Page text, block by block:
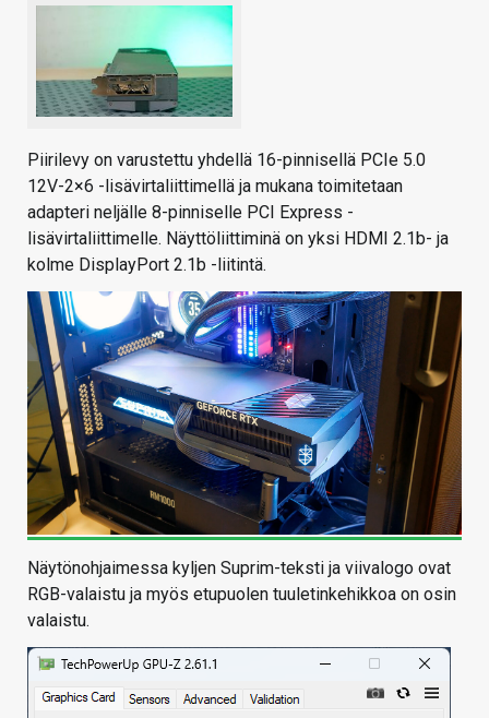
Piirilevy on varustettu yhdellä 16-pinnisellä PCIe 5.0
12V-2×6 -lisävirtaliittimellä ja mukana toimitetaan
adapteri neljälle 8-pinniselle PCI Express -
lisävirtaliittimelle. Näyttöliittiminä on yksi HDMI 2.1b- ja
kolme DisplayPort 2.1b -liitintä.
Näytönohjaimessa kyljen Suprim-teksti ja viivalogo ovat
RGB-valaistu ja myös etupuolen tuuletinkehikkoa on osin
valaistu.